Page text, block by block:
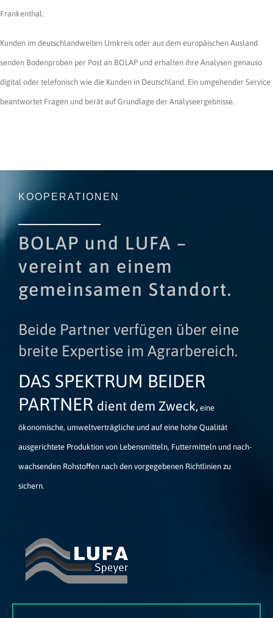
Frankenthal.
Kunden im deutschlandweiten Umkreis oder aus dem europäischen Ausland
senden Bodenproben per Post an BOLAP und erhalten ihre Analysen genauso
digital oder telefonisch wie die Kunden in Deutschland. Ein umgehender Service
beantwortet Fragen und berät auf Grundlage der Analyseergebnisse.
KOOPERATIONEN
BOLAP und LUFA –
vereint an einem
gemeinsamen Standort.
Beide Partner verfügen über eine
breite Expertise im Agrarbereich.
DAS SPEKTRUM BEIDER
PARTNER dient dem Zweck, eine
ökonomische, umweltverträgliche und auf eine hohe Qualität
ausgerichtete Produktion von Lebensmitteln, Futtermitteln und nach­
wachsenden Rohstoffen nach den vorgegebenen Richtlinien zu
sichern.